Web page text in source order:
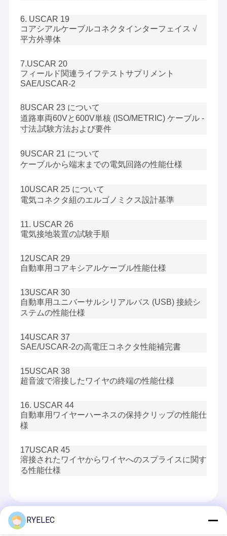
新しいエネルギー馬具
Molexのケーブル会議
電気配線用ハーネス
円形接続器
usbのデータ ケーブル
RFケーブルアセンブリ
アンテナ
6. USCAR 19
コアシアルケーブルコネクタインターフェイス √
平方外導体
7.USCAR 20
フィールド関連ライフテストサプリメント
SAE/USCAR-2
8USCAR 23 について
道路車両60Vと600V単核 (ISO/METRIC) ケーブル -
寸法,試験方法および要件
9USCAR 21 について
ケーブルから端末までの電気回路の性能仕様
10USCAR 25 について
電気コネクタ組のエルゴノミクス設計基準
11. USCAR 26
電気接地装置の試験手順
12USCAR 29
自動車用コアキシアルケーブル性能仕様
13USCAR 30
自動車用ユニバーサルシリアルバス (USB) 接続シ
ステムの性能仕様
14USCAR 37
SAE/USCAR-2の高電圧コネクタ性能補完書
15USCAR 38
超音波で溶接したワイヤの終端の性能仕様
16. USCAR 44
自動車用ワイヤーハーネスの保持クリップの性能仕
様
17USCAR 45
溶接されたワイヤからワイヤへのスプライスに関す
る性能仕様
Recommended Products
RYELEC